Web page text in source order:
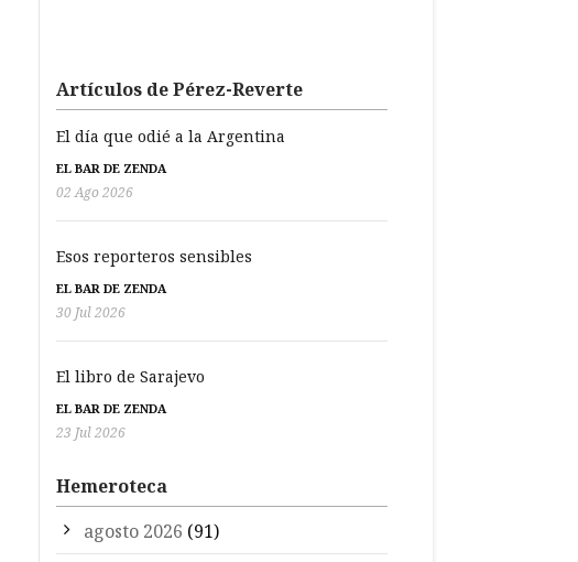
Artículos de Pérez-Reverte
El día que odié a la Argentina
EL BAR DE ZENDA
02 Ago 2026
Esos reporteros sensibles
EL BAR DE ZENDA
30 Jul 2026
El libro de Sarajevo
EL BAR DE ZENDA
23 Jul 2026
Hemeroteca
agosto 2026 (91)